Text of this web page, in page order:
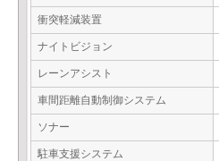
衝突軽減装置
ナイトビジョン
レーンアシスト
車間距離自動制御システム
ソナー
駐車支援システム